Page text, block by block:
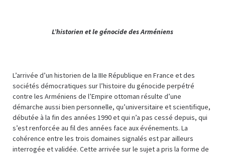
L’historien et le génocide des Arméniens
L’arrivée d’un historien de la IIIe République en France et des
sociétés démocratiques sur l’histoire du génocide perpétré
contre les Arméniens de l’Empire ottoman résulte d’une
démarche aussi bien personnelle, qu’universitaire et scientifique,
débutée à la fin des années 1990 et qui n’a pas cessé depuis, qui
s’est renforcée au fil des années face aux événements. La
cohérence entre les trois domaines signalés est par ailleurs
interrogée et validée. Cette arrivée sur le sujet a pris la forme de